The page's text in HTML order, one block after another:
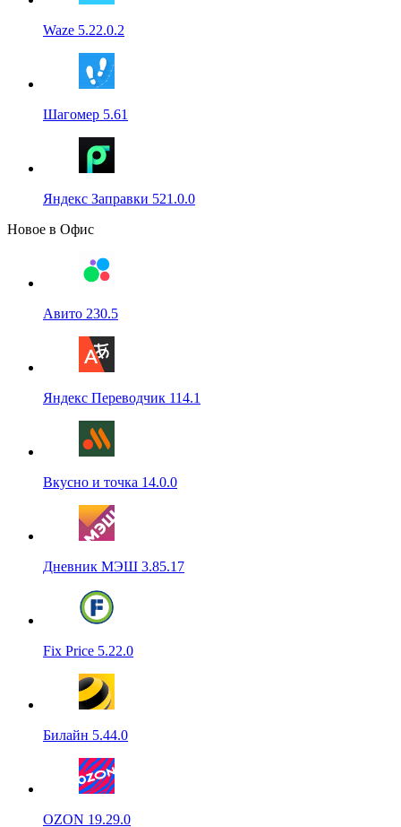
Waze 5.22.0.2
Шагомер 5.61
Яндекс Заправки 521.0.0
Новое в Офис
Авито 230.5
Яндекс Переводчик 114.1
Вкусно и точка 14.0.0
Дневник МЭШ 3.85.17
Fix Price 5.22.0
Билайн 5.44.0
OZON 19.29.0